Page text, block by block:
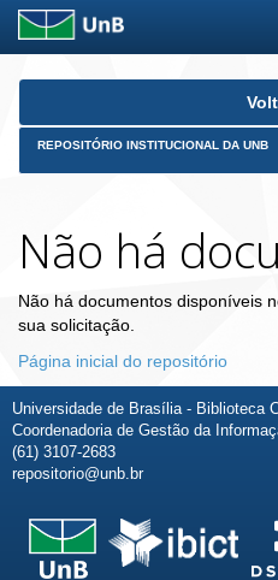
Skip
REPOSITÓRIO INSTITUCIONAL DA UNB
Não há
Não há documentos disponíveis
sua solicitação.
Página inicial do repositório
Universidade de Brasília - Biblioteca
Coordenadoria de Gestão da
(61) 3107-2683
repositorio@unb.br